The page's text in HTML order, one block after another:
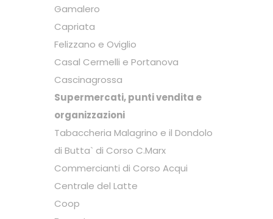
Gamalero
Capriata
Felizzano e Oviglio
Casal Cermelli e Portanova
Cascinagrossa
Supermercati, punti vendita e
organizzazioni
Tabaccheria Malagrino e il Dondolo
di Butta` di Corso C.Marx
Commercianti di Corso Acqui
Centrale del Latte
Coop